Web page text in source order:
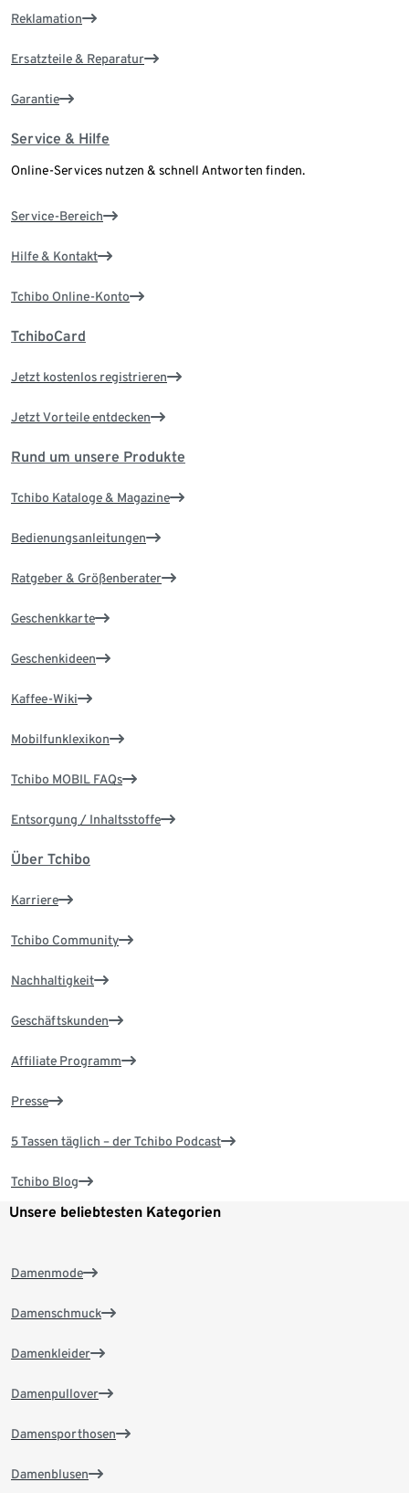
Reklamation
Ersatzteile & Reparatur
Garantie
Service & Hilfe
Online-Services nutzen & schnell Antworten finden.
Service-Bereich
Hilfe & Kontakt
Tchibo Online-Konto
TchiboCard
Jetzt kostenlos registrieren
Jetzt Vorteile entdecken
Rund um unsere Produkte
Tchibo Kataloge & Magazine
Bedienungsanleitungen
Ratgeber & Größenberater
Geschenkkarte
Geschenkideen
Kaffee-Wiki
Mobilfunklexikon
Tchibo MOBIL FAQs
Entsorgung / Inhaltsstoffe
Über Tchibo
Karriere
Tchibo Community
Nachhaltigkeit
Geschäftskunden
Affiliate Programm
Presse
5 Tassen täglich – der Tchibo Podcast
Tchibo Blog
Unsere beliebtesten Kategorien
Damenmode
Damenschmuck
Damenkleider
Damenpullover
Damensporthosen
Damenblusen